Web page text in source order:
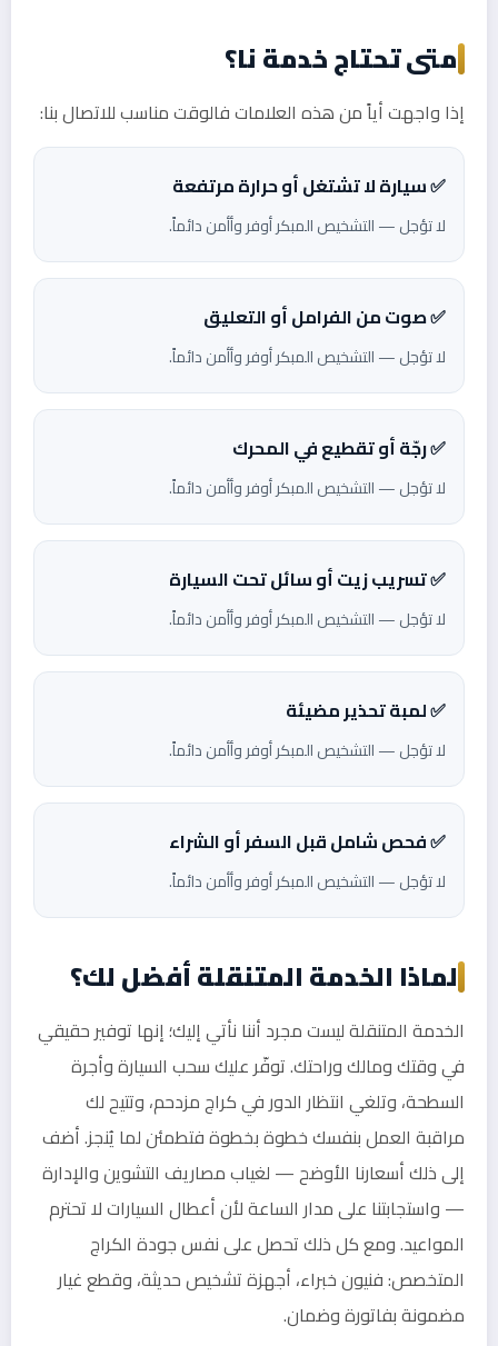
متى تحتاج خدمة نا؟
إذا واجهت أياً من هذه العلامات فالوقت مناسب للاتصال بنا:
✅ سيارة لا تشتغل أو حرارة مرتفعة
لا تؤجل — التشخيص المبكر أوفر وأأمن دائماً.
✅ صوت من الفرامل أو التعليق
لا تؤجل — التشخيص المبكر أوفر وأأمن دائماً.
✅ رجّة أو تقطيع في المحرك
لا تؤجل — التشخيص المبكر أوفر وأأمن دائماً.
✅ تسريب زيت أو سائل تحت السيارة
لا تؤجل — التشخيص المبكر أوفر وأأمن دائماً.
✅ لمبة تحذير مضيئة
لا تؤجل — التشخيص المبكر أوفر وأأمن دائماً.
✅ فحص شامل قبل السفر أو الشراء
لا تؤجل — التشخيص المبكر أوفر وأأمن دائماً.
لماذا الخدمة المتنقلة أفضل لك؟
الخدمة المتنقلة ليست مجرد أننا نأتي إليك؛ إنها توفير حقيقي
في وقتك ومالك وراحتك. توفّر عليك سحب السيارة وأجرة
السطحة، وتلغي انتظار الدور في كراج مزدحم، وتتيح لك
مراقبة العمل بنفسك خطوة بخطوة فتطمئن لما يُنجز. أضف
إلى ذلك أسعارنا الأوضح — لغياب مصاريف التشوين والإدارة
— واستجابتنا على مدار الساعة لأن أعطال السيارات لا تحترم
المواعيد. ومع كل ذلك تحصل على نفس جودة الكراج
المتخصص: فنيون خبراء، أجهزة تشخيص حديثة، وقطع غيار
مضمونة بفاتورة وضمان.